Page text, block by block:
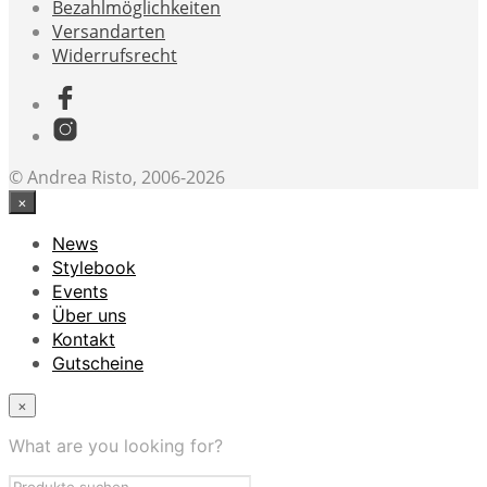
Bezahlmöglichkeiten
Versandarten
Widerrufsrecht
© Andrea Risto, 2006-2026
×
News
Stylebook
Events
Über uns
Kontakt
Gutscheine
×
What are you looking for?